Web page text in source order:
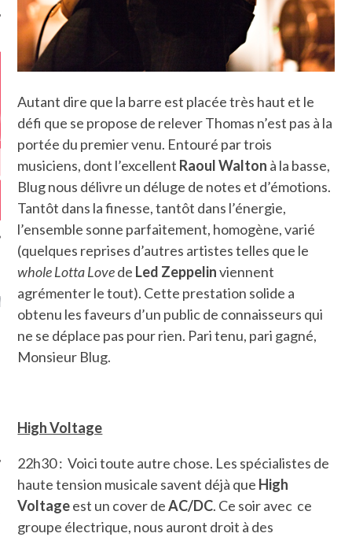
KARMA –
ANNIVERSAIRE
SOCIAUX
Autant dire que la barre est placée très haut et le
défi que se propose de relever Thomas n’est pas à la
portée du premier venu. Entouré par trois
musiciens, dont l’excellent Raoul Walton à la basse,
Blug nous délivre un déluge de notes et d’émotions.
Tantôt dans la finesse, tantôt dans l’énergie,
l’ensemble sonne parfaitement, homogène, varié
(quelques reprises d’autres artistes telles que le
whole Lotta Lovede Led Zeppelinviennent
agrémenter le tout). Cette prestation solide a
obtenu les faveurs d’un public de connaisseurs qui
ne se déplace pas pour rien. Pari tenu, pari gagné,
Monsieur Blug.
High Voltage
22h30 : Voici toute autre chose. Les spécialistes de
haute tension musicale savent déjà que High
Voltageest un cover deAC/DC. Ce soir avec ce
groupe électrique, nous auront droit à des